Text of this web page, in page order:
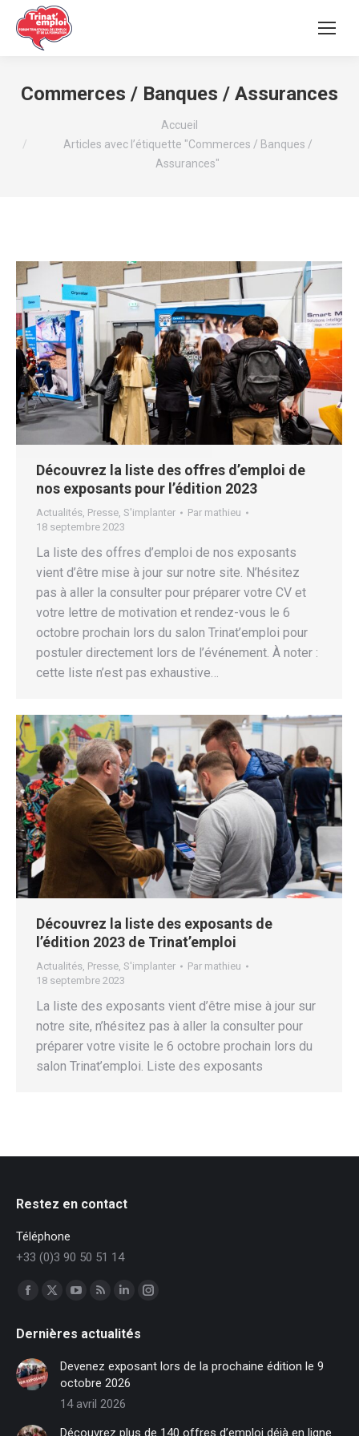
Commerces / Banques / Assurances
Accueil
Articles avec l’étiquette "Commerces / Banques /
Assurances"
Découvrez la liste des offres d’emploi de
nos exposants pour l’édition 2023
Actualités, Presse, S'implanter Par mathieu
18 septembre 2023
La liste des offres d’emploi de nos exposants
vient d’être mise à jour sur notre site. N’hésitez
pas à aller la consulter pour préparer votre CV et
votre lettre de motivation et rendez-vous le 6
octobre prochain lors du salon Trinat’emploi pour
postuler directement lors de l’événement. À noter :
cette liste n’est pas exhaustive…
Découvrez la liste des exposants de
l’édition 2023 de Trinat’emploi
Actualités, Presse, S'implanter Par mathieu
18 septembre 2023
La liste des exposants vient d’être mise à jour sur
notre site, n’hésitez pas à aller la consulter pour
préparer votre visite le 6 octobre prochain lors du
salon Trinat’emploi. Liste des exposants
Restez en contact
Téléphone
+33 (0)3 90 50 51 14
Trouvez nous sur :
Facebook
opens
in
new
window
X
opens
new
window
opens
in
new
window
opens
in
new
window
LinkedIn
opens
in
new
window
Instagram
in
Dernières actualités
Devenez exposant lors de la prochaine édition le 9
octobre 2026
14 avril 2026
Découvrez plus de 140 offres d’emploi déjà en ligne